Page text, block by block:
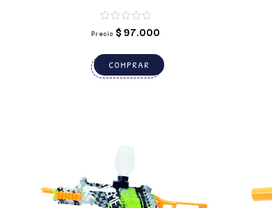
BALINES DE GEL
Precio $97.000
COMPRAR